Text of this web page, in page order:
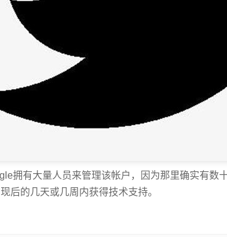
拥有大量人员来管理该帐户，因为那里确实有数
后的几天或几周内获得技术支持。